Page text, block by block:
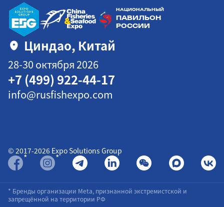
НАЦИОНАЛЬНЫЙ
ПАВИЛЬОН
РОССИИ
Циндао, Китай
28-30 октября 2026
+7 (499) 922-44-17
info@rusfishexpo.com
* *
© 2017-2026 Expo Solutions Group
* Бренды организации Meta, признанной экстремистской и
запрещённой на территории РФ